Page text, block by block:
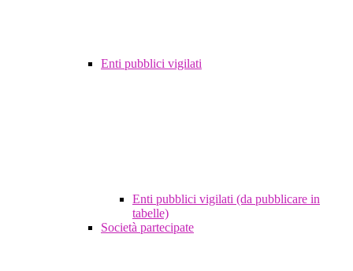
Enti pubblici vigilati
Enti pubblici vigilati (da pubblicare in
tabelle)
Società partecipate